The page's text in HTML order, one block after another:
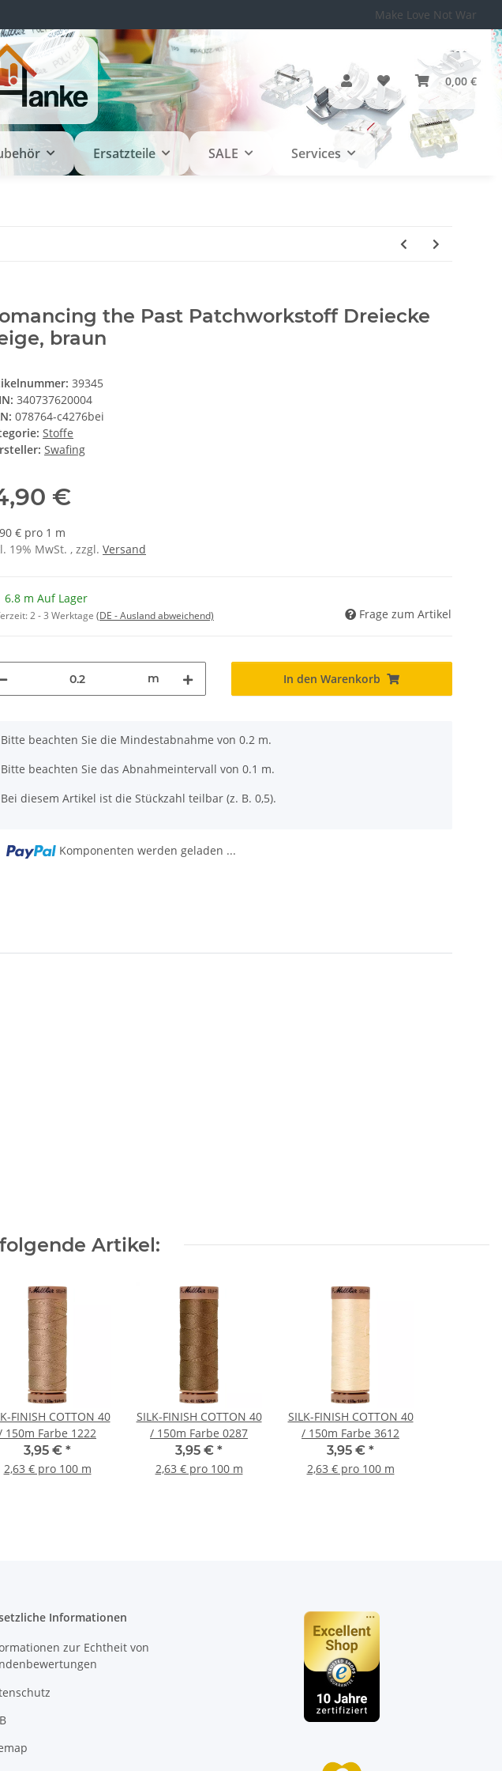
Make Love Not War
0,00 €
Ersatzteile SALE Services
the Past Patchworkstoff Dreiecke
braun
39345
340737620004
078764-c4276bei
Stoffe
Swafing
€
€ pro 1 m
19% MwSt. , zzgl. Versand
6.8 m Auf Lager
2 - 3 Werktage (DE - Ausland abweichend) Frage zum Artikel
m In den Warenkorb
x
Bitte beachten Sie die Mindestabnahme von 0.2 m.
Bitte beachten Sie das Abnahmeintervall von 0.1 m.
Bei diesem Artikel ist die Stückzahl teilbar (z. B. 0,5).
Komponenten werden geladen ...
Artikel:
FINISH COTTON 40
150m Farbe 1222
3,95 € *
2,63 € pro 100 m
SILK-FINISH COTTON 40
/ 150m Farbe 0287
3,95 € *
2,63 € pro 100 m
SILK-FINISH COTTON 40
/ 150m Farbe 3612
3,95 € *
2,63 € pro 100 m
Informationen
zur Echtheit von